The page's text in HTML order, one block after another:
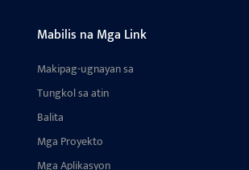
Mabilis na Mga Link
Makipag-ugnayan sa
amin
Tungkol sa atin
Balita
Mga Proyekto
Mga Aplikasyon